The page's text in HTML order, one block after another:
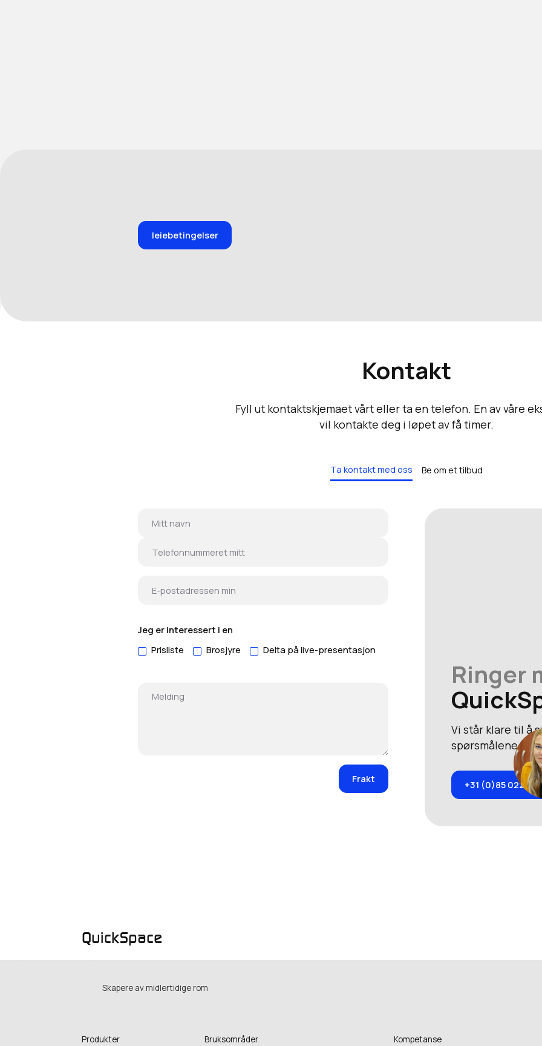
leiebetingelser
Kontakt
Fyll ut kontaktskjemaet vårt eller ta en telefon. En av våre
vil kontakte deg i løpet av få timer.
Ta kontakt med oss Be om et tilbud
Jeg er interessert i en
Prisliste
Brosjyre Delta på live-presentasjon
Ringer
Vi står klare til å
spørsmålene
+31 (0)85 022 06
QuickSpace
Skapere av midlertidige rom
Produkter Kompetanse
Bruksområder